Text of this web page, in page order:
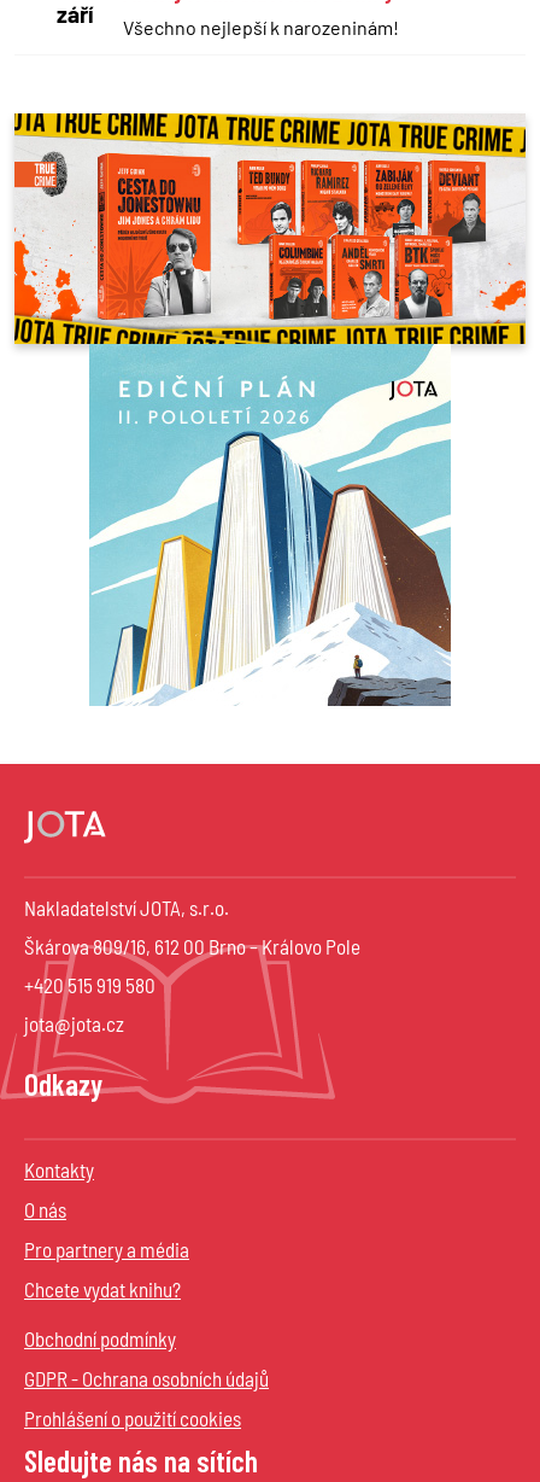
září Všechno nejlepší k narozeninám!
Nakladatelství JOTA, s.r.o.
Škárova 809/16, 612 00 Brno – Královo Pole
+420 515 919 580
jota@jota.cz
Odkazy
Kontakty
O nás
Pro partnery a média
Chcete vydat knihu?
Obchodní podmínky
GDPR - Ochrana osobních údajů
Prohlášení o použití cookies
Sledujte nás na sítích